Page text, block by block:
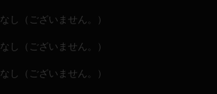
なし（ございません。）
なし（ございません。）
なし（ございません。）